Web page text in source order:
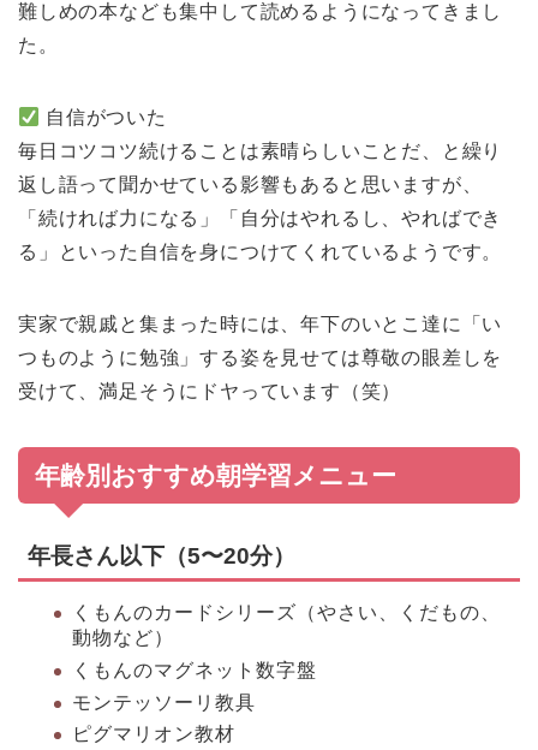
難しめの本なども集中して読めるようになってきまし
た。
自信がついた
毎日コツコツ続けることは素晴らしいことだ、と繰り
返し語って聞かせている影響もあると思いますが、
「続ければ力になる」「自分はやれるし、やればでき
る」といった自信を身につけてくれているようです。
実家で親戚と集まった時には、年下のいとこ達に「い
つものように勉強」する姿を見せては尊敬の眼差しを
受けて、満足そうにドヤっています（笑）
年齢別おすすめ朝学習メニュー
年長さん以下（5〜20分）
くもんのカードシリーズ（やさい、くだもの、
動物など）
くもんのマグネット数字盤
モンテッソーリ教具
ピグマリオン教材